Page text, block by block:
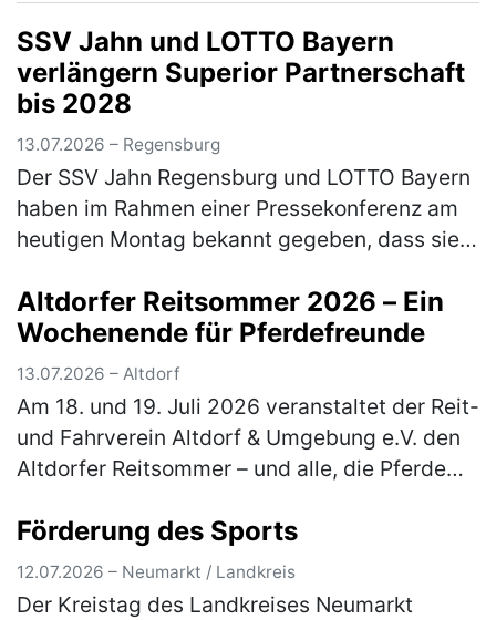
SSV Jahn und LOTTO Bayern
verlängern Superior Partnerschaft
bis 2028
13.07.2026 – Regensburg
Der SSV Jahn Regensburg und LOTTO Bayern
haben im Rahmen einer Pressekonferenz am
heutigen Montag bekannt gegeben, dass sie
fortsetzen. Die loyale und sehr langjäh…
(mehr)
Altdorfer Reitsommer 2026 – Ein
Wochenende für Pferdefreunde
13.07.2026 – Altdorf
Am 18. und 19. Juli 2026 veranstaltet der Reit-
und Fahrverein Altdorf & Umgebung e.V. den
Altdorfer Reitsommer – und alle, die Pferde
Besucher erleb…(mehr)
Förderung des Sports
12.07.2026 – Neumarkt / Landkreis
Der Kreistag des Landkreises Neumarkt